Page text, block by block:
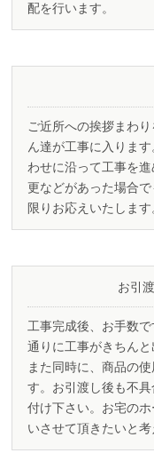
配を行います。
ご近所への挨拶まわ
ん達が工事に入りま
わせに沿って工事を
更などがあった場合
限りお応えいたします
お引
工事完成後、お手数
通りに工事がきちんと
また同時に、商品の
す。 お引渡し後も不
付け下さい。 お宅の
いさせて頂きたいと考